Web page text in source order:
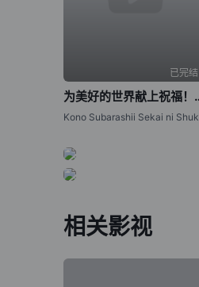
已完结
为美好的
相关影视